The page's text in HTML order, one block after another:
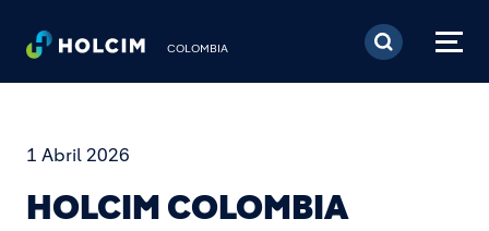
Pasar al contenido
COLOMBIA
1 Abril 2026
HOLCIM COLOMBIA